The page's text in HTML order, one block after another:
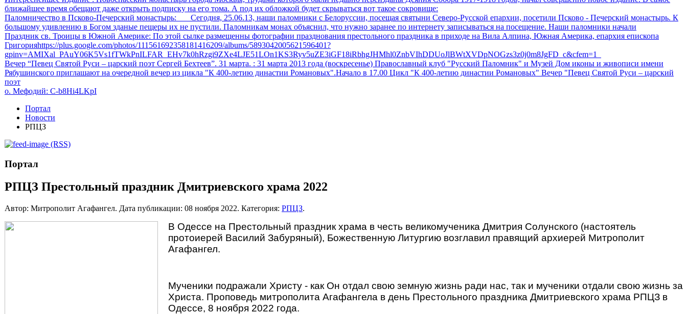
ближайшее время обещают даже открыть подписку на его тома. А под их обложкой будет скрываться вот такое сокровище:
Паломничество в Псково-Печерский монастырь: Сегодня, 25.06.13, наши паломники с Белоруссии, посещая святыни Северо-Русской епархии, посетили Псково - Печерский монастырь. К
большому удивлению в Богом зданые пещеры их не пустили. Паломникам монах объяснил, что нужно заранее по интернету записываться на посещение. Наши паломники начали
Праздник св. Троицы в Южной Америке: По этой сылке размещенны фотографии празднования престольного праздника в приходе на Вила Алпина, Южная Америка, епархия епископа
Григорияhttps://plus.google.com/photos/111561692358181416209/albums/5893042005621596401?
gpinv=AMIXal_PAuY06K5Vs1fTWkPnILFAR_EHv7k0hRzgi9ZXe4LJE51LOn1KS3Ryv5uZE3iGF18iRbhgJHMhl0ZnbVIhDDUoJlBWtXVDpNOGzs3z0j0m8JgFD_c&cfem=1
Вечер “Певец Святой Руси – царский поэт Сергей Бехтеев”. 31 марта. : 31 марта 2013 года (воскресенье) Православный клуб "Русский Паломник" и Музей Дом иконы и живописи имени
Рябушинского приглашают на очередной вечер из цикла "К 400-летию династии Романовых".Начало в 17.00 Цикл "К 400-летию династии Романовых" Вечер "Певец Святой Руси – царский
поэт
о. Мефодий: C-b8Hi4LKpI
Портал
Новости
РПЦЗ
(RSS)
Портал
РПЦЗ Престольный праздник Дмитриевского храма 2022
Автор: Митрополит Агафангел. Дата публикации: 08 ноября 2022. Категория: РПЦЗ.
В Одессе на Престольный праздник храма в честь великомученика Дмитрия Солунского (настоятель
протоиерей Василий Забуряный), Божественную Литургию возглавил правящий архиерей Митрополит
Агафангел.
Мученики подражали Христу - как Он отдал свою земную жизнь ради нас, так и мученики отдали свою жизнь за
Христа. Проповедь митрополита Агафангела в день Престольного праздника Дмитриевского храма РПЦЗ в
Одессе, 8 ноября 2022 года.